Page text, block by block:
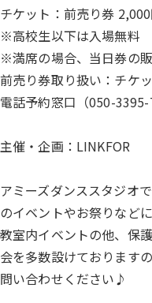
チケット：前売り券
※高校生以下は入場無料
※満席の場合、当日券の
前売り券取り扱い：チケ
電話予約窓口（050-3395-
主催・企画：LINKFOR
アミーズダンススタジオ
のイベントやお祭りなど
教室内イベントの他、保
会を多数設けております
問い合わせください♪